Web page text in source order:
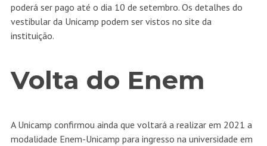
poderá ser pago até o dia 10 de setembro. Os detalhes do
vestibular da Unicamp podem ser vistos no site da
instituição.
Volta do Enem
A Unicamp confirmou ainda que voltará a realizar em 2021 a
modalidade Enem-Unicamp para ingresso na universidade em